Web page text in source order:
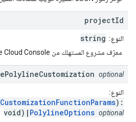
projectId
النوع: string
معرّف مشروع المستهلك من Google Cloud Console
PolylineCustomization optional
النوع:
):
void)| PolylineOptions optional